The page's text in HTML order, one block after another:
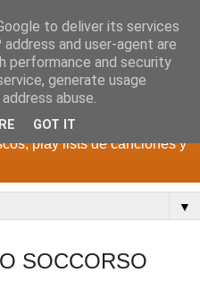
EL
AÑOS 1950 a 2022.
play lists de canciones y
▼
SOCCORSO
to deliver its services
and user-agent are
performance and security
generate usage
abuse.
GOT IT